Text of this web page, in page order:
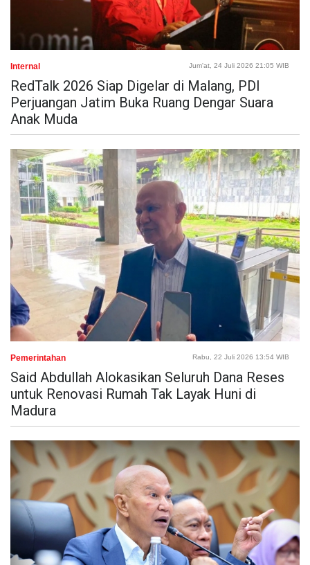
Internal Jum'at, 24 Juli 2026 21:05 WIB
RedTalk 2026 Siap Digelar di Malang, PDI
Perjuangan Jatim Buka Ruang Dengar Suara
Anak Muda
Pemerintahan Rabu, 22 Juli 2026 13:54 WIB
Said Abdullah Alokasikan Seluruh Dana Reses
untuk Renovasi Rumah Tak Layak Huni di
Madura